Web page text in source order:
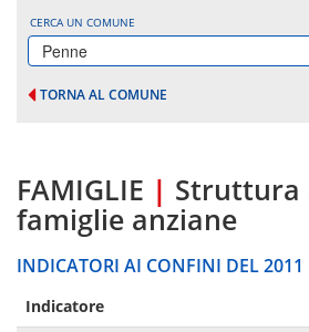
CERCA UN COMUNE
Penne
TORNA AL COMUNE
FAMIGLIE | Struttura
famiglie anziane
INDICATORI AI CONFINI DEL 2011
Indicatore